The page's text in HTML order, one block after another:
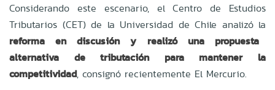
Considerando este escenario, el Centro de Estudios
Tributarios (CET) de la Universidad de Chile analizó la
reforma en discusión y realizó una propuesta
alternativa de tributación para mantener la
competitividad, consignó recientemente El Mercurio.